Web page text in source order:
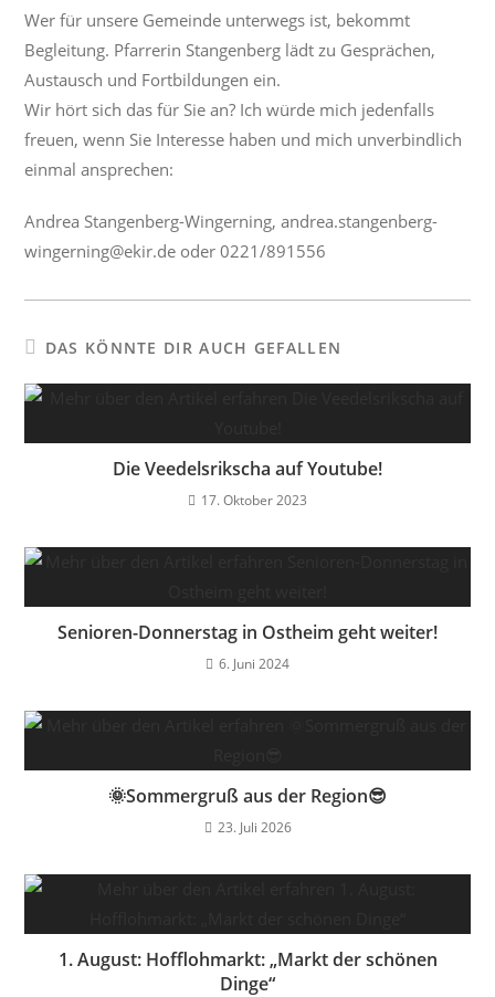
Wer für unsere Gemeinde unterwegs ist, bekommt
Begleitung. Pfarrerin Stangenberg lädt zu Gesprächen,
Austausch und Fortbildungen ein.
Wir hört sich das für Sie an? Ich würde mich jedenfalls
freuen, wenn Sie Interesse haben und mich unverbindlich
einmal ansprechen:
Andrea Stangenberg-Wingerning, andrea.stangenberg-
wingerning@ekir.de oder 0221/891556
DAS KÖNNTE DIR AUCH GEFALLEN
Die Veedelsrikscha auf Youtube!
17. Oktober 2023
Senioren-Donnerstag in Ostheim geht weiter!
6. Juni 2024
🌞Sommergruß aus der Region😎
23. Juli 2026
1. August: Hofflohmarkt: „Markt der schönen
Dinge“